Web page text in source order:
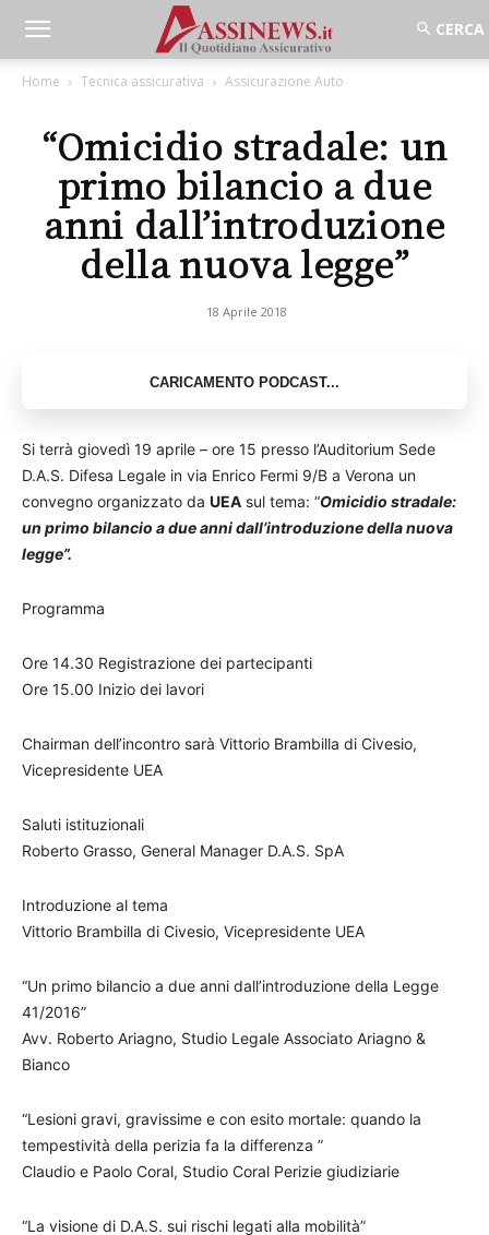
Home Tecnica assicurativa Assicurazione Auto
“Omicidio stradale: un
primo bilancio a due
anni dall’introduzione
della nuova legge”
18 Aprile 2018
Si terrà giovedì 19 aprile – ore 15 presso l’Auditorium Sede
D.A.S. Difesa Legale in via Enrico Fermi 9/B a Verona un
convegno organizzato da UEA sul tema: “Omicidio stradale:
un primo bilancio a due anni dall’introduzione della nuova
legge”.
Programma
Ore 14.30 Registrazione dei partecipanti
Ore 15.00 Inizio dei lavori
Chairman dell’incontro sarà Vittorio Brambilla di Civesio,
Vicepresidente UEA
Saluti istituzionali
Roberto Grasso, General Manager D.A.S. SpA
Introduzione al tema
Vittorio Brambilla di Civesio, Vicepresidente UEA
“Un primo bilancio a due anni dall’introduzione della Legge
41/2016”
Avv. Roberto Ariagno, Studio Legale Associato Ariagno &
Bianco
“Lesioni gravi, gravissime e con esito mortale: quando la
tempestività della perizia fa la differenza ”
Claudio e Paolo Coral, Studio Coral Perizie giudiziarie
“La visione di D.A.S. sui rischi legati alla mobilità”